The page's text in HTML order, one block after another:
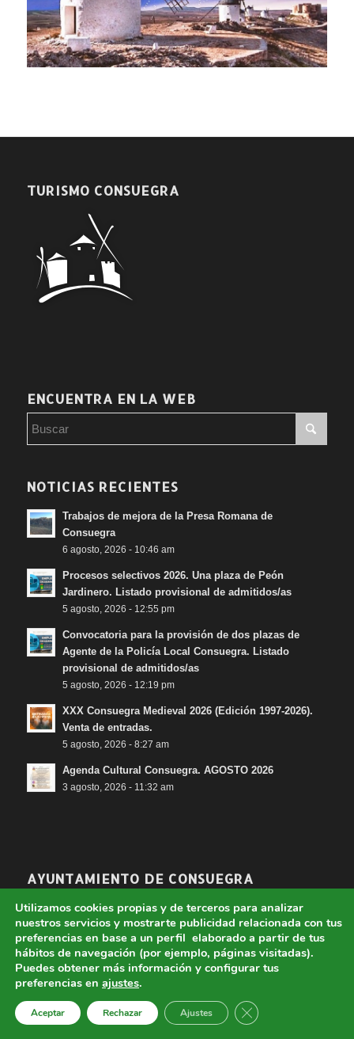
TURISMO CONSUEGRA
ENCUENTRA EN LA WEB
NOTICIAS RECIENTES
Trabajos de mejora de la Presa Romana de
Consuegra
6 agosto, 2026 - 10:46 am
Procesos selectivos 2026. Una plaza de Peón
Jardinero. Listado provisional de admitidos/as
5 agosto, 2026 - 12:55 pm
Convocatoria para la provisión de dos plazas de
Agente de la Policía Local Consuegra. Listado
provisional de admitidos/as
5 agosto, 2026 - 12:19 pm
XXX Consuegra Medieval 2026 (Edición 1997-2026).
Venta de entradas.
5 agosto, 2026 - 8:27 am
Agenda Cultural Consuegra. AGOSTO 2026
3 agosto, 2026 - 11:32 am
AYUNTAMIENTO DE CONSUEGRA
Plaza España, 1
45700 Consuegra (Toledo)
Centralita: 925 48 01 85 / 925 47 91 30
Email de Información General:
ayuntamiento@aytoconsuegra.es
Utilizamos cookies propias y de terceros para analizar
nuestros servicios y mostrarte publicidad relacionada con tus
preferencias en base a un perfil elaborado a partir de tus
hábitos de navegación (por ejemplo, páginas visitadas).
Puedes obtener más información y configurar tus
preferencias en ajustes.
Aceptar Rechazar Ajustes Cerrar el banner de